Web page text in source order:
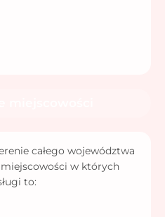
całego województwa
w których
to: